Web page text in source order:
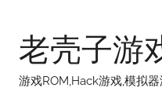
老壳子游
游戏ROM,Hack游戏,模拟